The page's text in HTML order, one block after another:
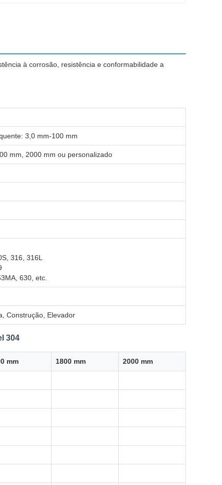
à corrosão, resistência e conformabilidade a
3,0 mm-100 mm
mm, 2000 mm ou personalizado
316, 316L
630, etc.
Construção, Elevador
304
mm 1800 mm 2000 mm